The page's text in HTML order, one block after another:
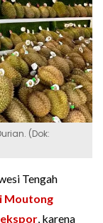
(Dok:
Tengah
Moutong
ekspor, karena